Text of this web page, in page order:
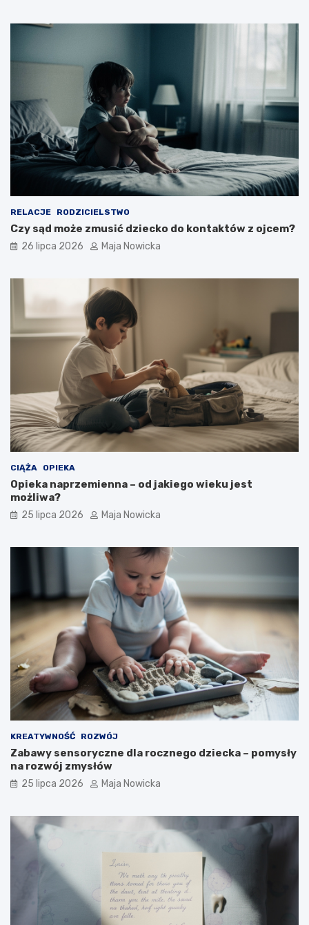
RELACJE RODZICIELSTWO
Czy sąd może zmusić dziecko do kontaktów z ojcem?
26 lipca 2026 Maja Nowicka
CIĄŻA OPIEKA
Opieka naprzemienna – od jakiego wieku jest
możliwa?
25 lipca 2026 Maja Nowicka
KREATYWNOŚĆ ROZWÓJ
Zabawy sensoryczne dla rocznego dziecka – pomysły
na rozwój zmysłów
25 lipca 2026 Maja Nowicka